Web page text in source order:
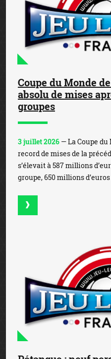
Coupe du Monde
absolu de mises
groupes
3 juillet 2026 — La Coupe
record de mises de la
s’élevait à 587 millions
groupe, 650 millions